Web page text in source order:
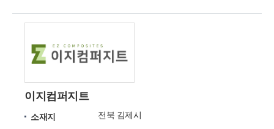
이지컴퍼지트
소재지
전북 김제시